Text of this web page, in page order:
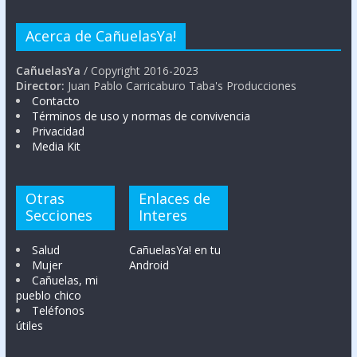
Acerca de CañuelasYa!
CañuelasYa / Copyright 2016-2023
Director: Juan Pablo Carricaburo Taba's Producciones
Contacto
Términos de uso y normas de convivencia
Privacidad
Media Kit
Otras
Secciones
Salud
Mujer
Cañuelas, mi
pueblo chico
Teléfonos
útiles
Enlaces de
Interes
CañuelasYa! en tu
Android